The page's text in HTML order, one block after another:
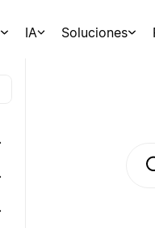
IA Soluciones